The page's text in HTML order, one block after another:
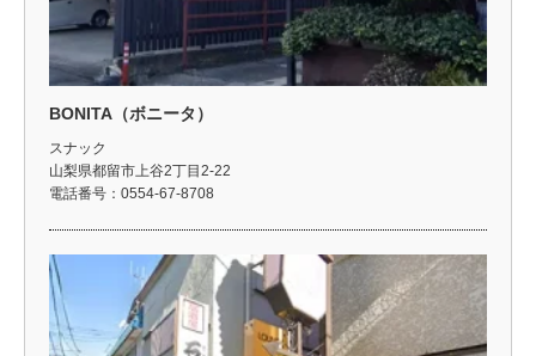
BONITA（ボニータ）
スナック
山梨県都留市上谷2丁目2-22
電話番号：0554-67-8708